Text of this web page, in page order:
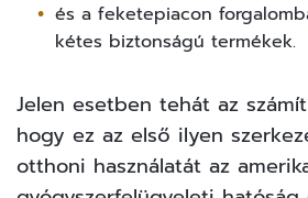
és a feketepiacon
kétes biztonságú termékek.
Jelen esetben tehát az
hogy ez az első ilyen
otthoni használatát az